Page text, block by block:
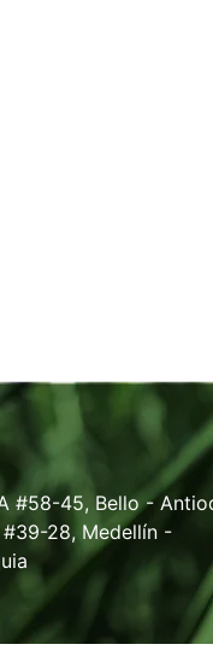
#58-45, Bello -
#39-28, Medellín -